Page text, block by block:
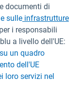
documenti di
sulle infrastrutture
i responsabili
a livello dell'UE:
un quadro
dell'UE
loro servizi nel